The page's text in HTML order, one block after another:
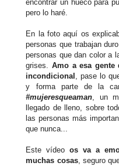
encontrar un hueco para
pero lo haré.
En la foto aquí os
personas que trabajan
personas que dan color a
grises. Amo a esa
incondicional , pase lo
y forma parte de la
#mujeresqueaman, un
llegado de lleno, sobre
las personas más
que nunca...
Este vídeoos va a
muchas cosas, seguro